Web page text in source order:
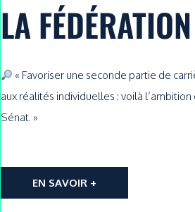
LA
« Favoriser une seconde partie de
aux réalités individuelles : voilà
Sénat. »
EN SAVOIR +